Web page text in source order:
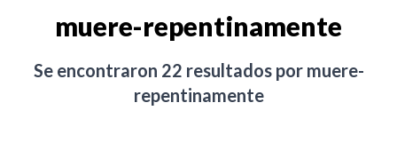
muere-repentinamente
Se encontraron 22 resultados por muere-
repentinamente